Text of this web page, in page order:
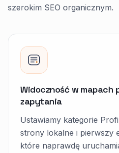
szerokim SEO organicznym.
Widoczność w mapach
zapytania
Ustawiamy kategorie
strony lokalne i pierwszy
które naprawdę